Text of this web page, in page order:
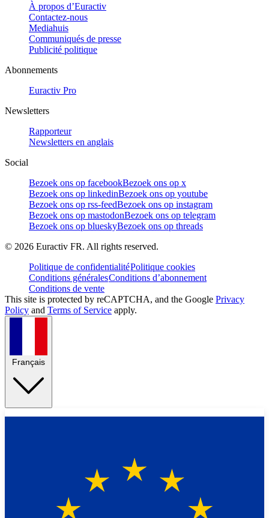
À propos d’Euractiv
Contactez-nous
Mediahuis
Communiqués de presse
Publicité politique
Abonnements
Euractiv Pro
Newsletters
Rapporteur
Newsletters en anglais
Social
Bezoek ons op facebookBezoek ons op x
Bezoek ons op linkedinBezoek ons op youtube
Bezoek ons op rss-feedBezoek ons op instagram
Bezoek ons op mastodonBezoek ons op telegram
Bezoek ons op blueskyBezoek ons op threads
© 2026 Euractiv FR. All rights reserved.
Politique de confidentialitéPolitique cookies
Conditions généralesConditions d’abonnement
Conditions de vente
This site is protected by reCAPTCHA, and the Google Privacy
Policy and Terms of Service apply.
Français